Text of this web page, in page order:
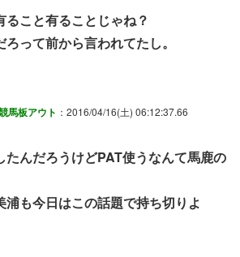
ること有ることじゃね？
って前から言われてたし。
馬板アウト ：2016/04/16(土) 06:12:37.66
たんだろうけどPAT使うなんて馬鹿の
浦も今日はこの話題で持ち切りよ